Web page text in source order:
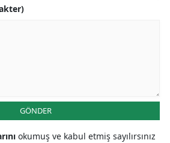
GÖNDER
okumuş ve kabul etmiş sayılırsınız